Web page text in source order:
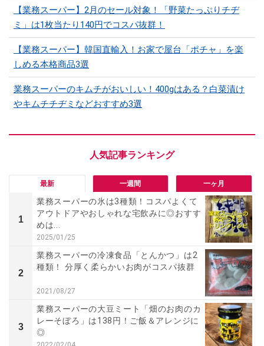
【業務スーパー】2月のセール対象！「野菜たっぷりチヂ
ミ」は1枚当たり140円でコスパ抜群！
【業務スーパー】韓国直輸入！お家で屋台「ポチャ」を楽
しめる本格商品3選
業務スーパーのキムチがおいしい！400gはある？白菜漬け
やキムチチヂミなどおすすめ3選
最新 一週間 一ヶ月
1
業務スーパーの氷は3種類！コスパよくて
アウトドアやおしゃれな宅飲みに◎おすす
めは...
2025/01/25
2
業務スーパーの冷凍食品「とんかつ」は2
種類！ 分厚く柔らかいお肉がコスパ抜群
2021/08/27
3
業務スーパーの大豆ミート「畑のお肉のカ
レーそぼろ」は138円！ご飯＆アレンジに
◎